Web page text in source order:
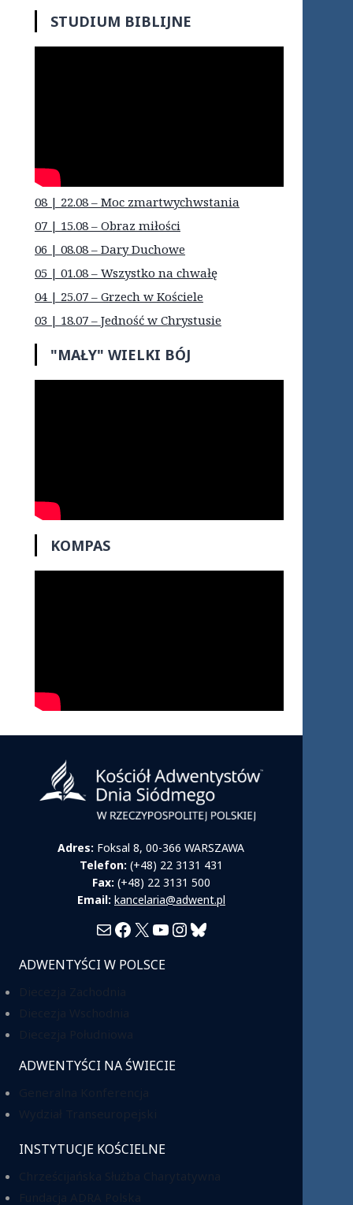
STUDIUM BIBLIJNE
08 | 22.08 – Moc zmartwychwstania
07 | 15.08 – Obraz miłości
06 | 08.08 – Dary Duchowe
05 | 01.08 – Wszystko na chwałę
04 | 25.07 – Grzech w Kościele
03 | 18.07 – Jedność w Chrystusie
"MAŁY" WIELKI BÓJ
KOMPAS
Adres: Foksal 8, 00-366 WARSZAWA
Telefon: (+48) 22 3131 431
Fax: (+48) 22 3131 500
Email: kancelaria@adwent.pl
MailFacebook
X YouTube
Instagram
Bluesky
ADWENTYŚCI W POLSCE
ADWENTYŚCI NA ŚWIECIE
INSTYTUCJE KOŚCIELNE